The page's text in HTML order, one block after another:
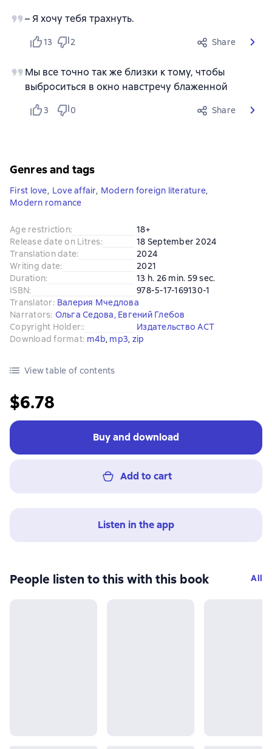
– Я хочу тебя трахнуть.
13 2 Share
Мы все точно так же близки к тому, чтобы
выброситься в окно навстречу блаженной
3 0 Share
Genres and tags
First love, Love affair, Modern foreign literature,
Modern romance
Age restriction:
18+
Release date on Litres:
18 September 2024
Translation date:
2024
Writing date:
2021
Duration:
13 h. 26 min. 59 sec.
ISBN:
978-5-17-169130-1
Translator: Валерия Мчедлова
Narrators: Ольга Седова, Евгений Глебов
Copyright Holder::
Издательство АСТ
Download format: m4b, mp3, zip
View table of contents
$6.78
Buy and download
Add to cart
Listen in the app
People listen to this with this book All